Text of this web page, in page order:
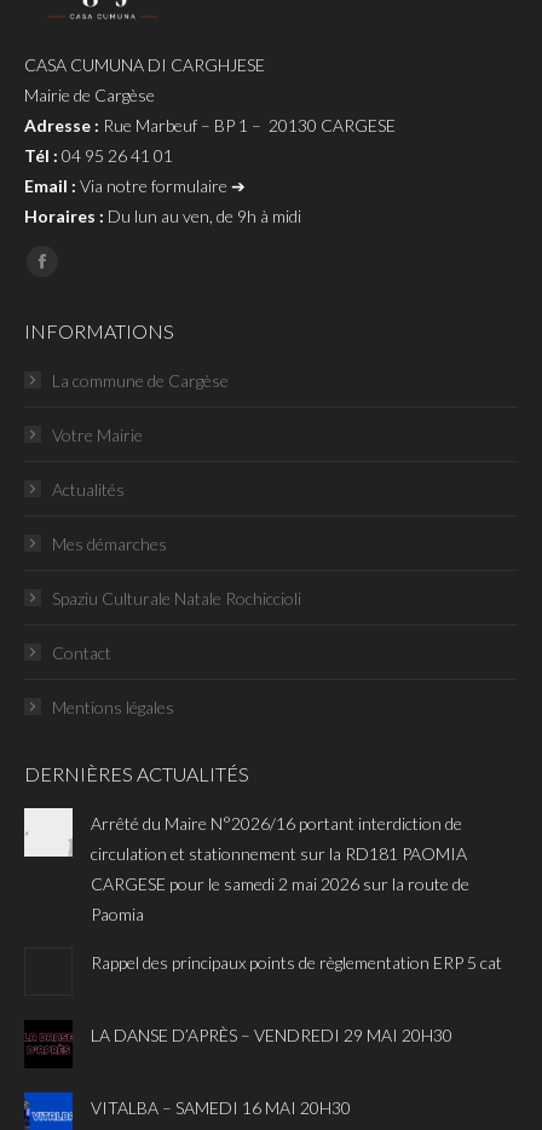
CASA CUMUNA DI CARGHJESE
Mairie de Cargèse
Adresse : Rue Marbeuf – BP 1 – 20130 CARGESE
Tél : 04 95 26 41 01
Email : Via notre formulaire ➔
Horaires : Du lun au ven, de 9h à midi
INFORMATIONS
La commune de Cargèse
Votre Mairie
Actualités
Mes démarches
Spaziu Culturale Natale Rochiccioli
Contact
Mentions légales
DERNIÈRES ACTUALITÉS
Arrêté du Maire N°2026/16 portant interdiction de
circulation et stationnement sur la RD181 PAOMIA
CARGESE pour le samedi 2 mai 2026 sur la route de
Paomia
Rappel des principaux points de règlementation ERP 5 cat
LA DANSE D’APRÈS – VENDREDI 29 MAI 20H30
VITALBA – SAMEDI 16 MAI 20H30